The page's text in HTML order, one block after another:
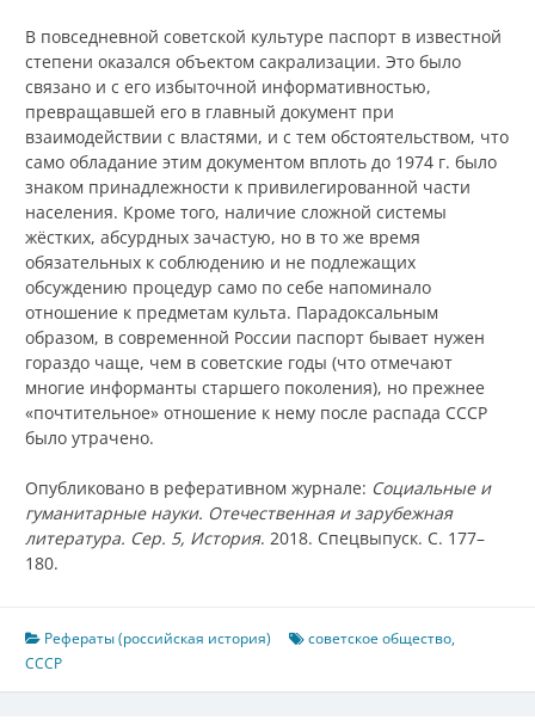
В повседневной советской культуре паспорт в известной
степени оказался объектом сакрализации. Это было
связано и с его избыточной информативностью,
превращавшей его в главный документ при
взаимодействии с властями, и с тем обстоятельством, что
само обладание этим документом вплоть до 1974 г. было
знаком принадлежности к привилегированной части
населения. Кроме того, наличие сложной системы
жёстких, абсурдных зачастую, но в то же время
обязательных к соблюдению и не подлежащих
обсуждению процедур само по себе напоминало
отношение к предметам культа. Парадоксальным
образом, в современной России паспорт бывает нужен
гораздо чаще, чем в советские годы (что отмечают
многие информанты старшего поколения), но прежнее
«почтительное» отношение к нему после распада СССР
было утрачено.
Опубликовано в реферативном журнале: Социальные и
гуманитарные науки. Отечественная и зарубежная
литература. Сер. 5, История. 2018. Спецвыпуск. С. 177–
180.
Рефераты (российская история) советское общество,
СССР